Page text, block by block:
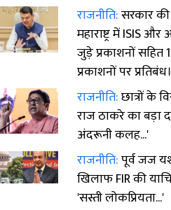
राजनीति:सरकार की
महाराष्ट्र में ISIS
जुड़े प्रकाशनों सहित
प्रकाशनों पर प्रतिबंध।
राजनीति:छात्रों के
राज ठाकरे का बड़ा
अंदरूनी कलह...'
राजनीति:पूर्व जज
खिलाफ FIR की
'सस्ती लोकप्रियता...'